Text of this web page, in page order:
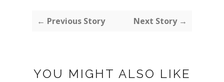
← Previous Story Next Story →
YOU MIGHT ALSO LIKE